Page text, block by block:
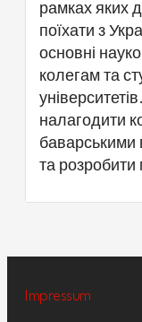
рамках яких
поїхати з
основні
колегам та
налагодити
баварськими
та розробити
Impressum